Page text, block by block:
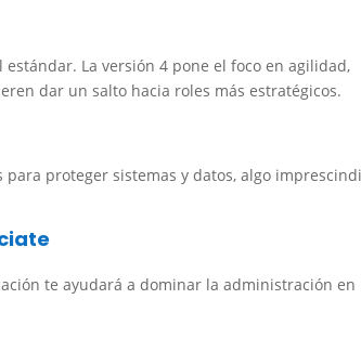
estándar. La versión 4 pone el foco en agilidad,
dar un salto hacia roles más estratégicos.
para proteger sistemas y datos, algo
te ayudará a dominar la administración en